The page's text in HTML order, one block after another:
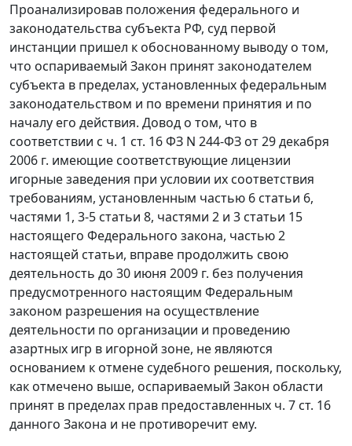
Проанализировав положения федерального и
законодательства субъекта РФ, суд первой
инстанции пришел к обоснованному выводу о том,
что оспариваемый Закон принят законодателем
субъекта в пределах, установленных федеральным
законодательством и по времени принятия и по
началу его действия. Довод о том, что в
соответствии с ч. 1 ст. 16ФЗ N 244-ФЗ от 29 декабря
2006 г. имеющие соответствующие лицензии
игорные заведения при условии их соответствия
требованиям, установленным частью 6 статьи 6,
частями 1, 3-5 статьи 8, частями 2 и 3 статьи 15
настоящего Федерального закона, частью 2
настоящей статьи, вправе продолжить свою
деятельность до 30 июня 2009 г. без получения
предусмотренного настоящим Федеральным
законом разрешения на осуществление
деятельности по организации и проведению
азартных игр в игорной зоне, не являются
основанием к отмене судебного решения, поскольку,
как отмечено выше, оспариваемый Закон области
принят в пределах прав предоставленных ч. 7 ст. 16
данного Закона и не противоречит ему.